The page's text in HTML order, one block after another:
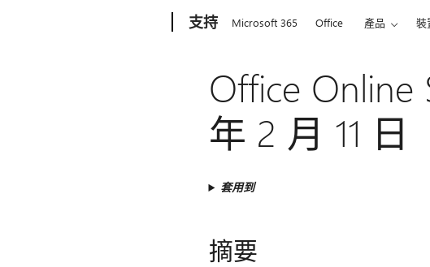
支持 Microsoft 365 Office 產品 裝
Office
年 2 月 11 日
套用到
摘要